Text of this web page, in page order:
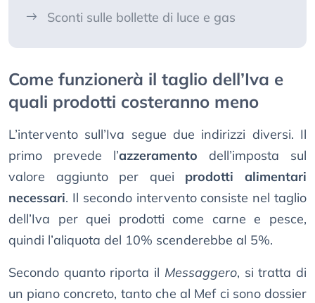
Sconti sulle bollette di luce e gas
Come funzionerà il taglio dell’Iva e
quali prodotti costeranno meno
L’intervento sull’Iva segue due indirizzi diversi. Il
primo prevede l’azzeramento dell’imposta sul
valore aggiunto per quei prodotti alimentari
necessari. Il secondo intervento consiste nel taglio
dell’Iva per quei prodotti come carne e pesce,
quindi l’aliquota del 10% scenderebbe al 5%.
Secondo quanto riporta il Messaggero, si tratta di
un piano concreto, tanto che al Mef ci sono dossier